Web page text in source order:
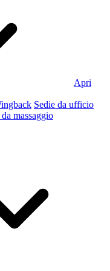
Apri
Sedie da ufficio
massaggio